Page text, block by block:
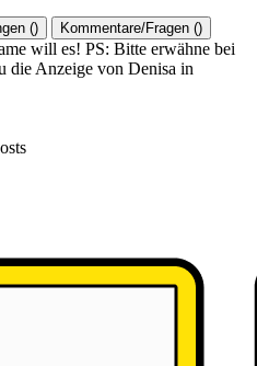
() Kommentare/Fragen ()
will es! PS: Bitte erwähne bei
die Anzeige von Denisa in